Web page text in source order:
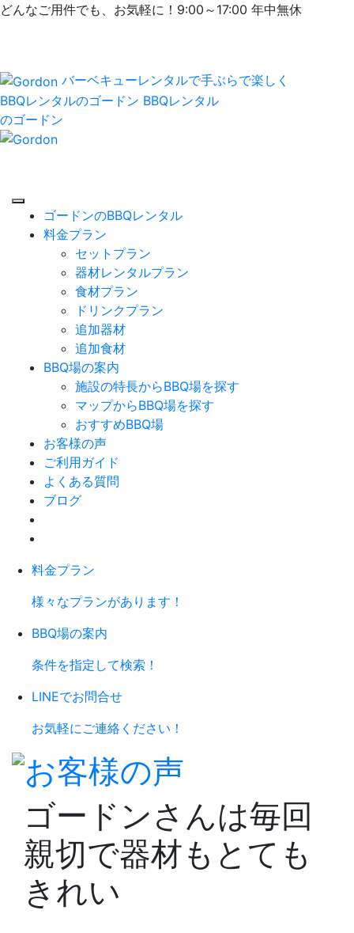
どんなご用件でも、お気軽に！9:00～17:00 年中無休
バーベキューレンタルで手ぶらで楽しく
BBQレンタルのゴードン BBQレンタル
のゴードン
ゴードンのBBQレンタル
料金プラン
セットプラン
器材レンタルプラン
食材プラン
ドリンクプラン
追加器材
追加食材
BBQ場の案内
施設の特長からBBQ場を探す
マップからBBQ場を探す
おすすめBBQ場
お客様の声
ご利用ガイド
よくある質問
ブログ
料金プラン
様々なプランがあります！
BBQ場の案内
条件を指定して検索！
LINEでお問合せ
お気軽にご連絡ください！
ゴードンさんは毎回
親切で器材もとても
きれい